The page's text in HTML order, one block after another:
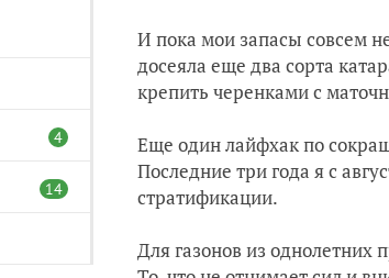
4
14
И пока мои запасы совсем
досеяла еще два сорта
крепить черенками c
Еще один лайфхак по
Последние три года я с
стратификации.
Для газонов из